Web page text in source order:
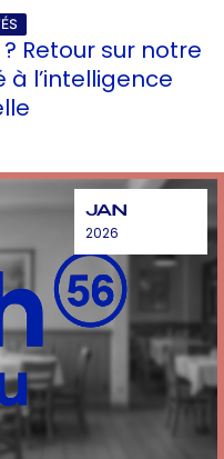
Retour sur notre
l’intelligence
JAN
2026